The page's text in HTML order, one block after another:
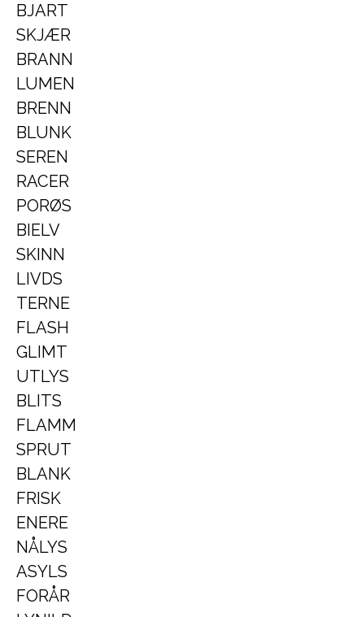
BJART
SKJÆR
BRANN
LUMEN
BRENN
BLUNK
SEREN
RACER
PORØS
BIELV
SKINN
LIVDS
TERNE
FLASH
GLIMT
UTLYS
BLITS
FLAMM
SPRUT
BLANK
FRISK
ENERE
NÅLYS
ASYLS
FORÅR